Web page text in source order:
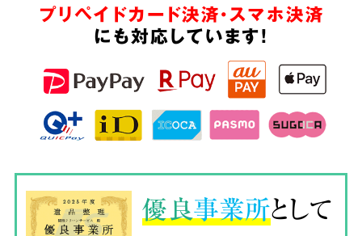
プリペイドカード決済・スマホ決済
にも対応しています!
優良事業所として